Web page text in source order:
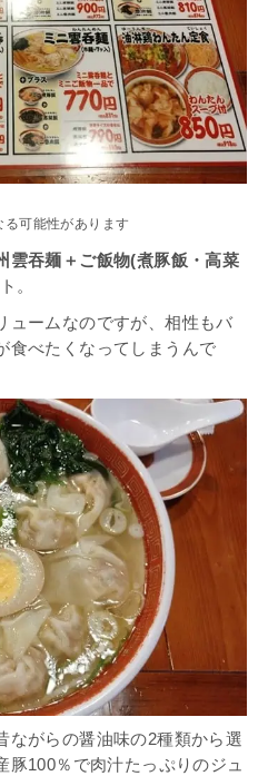
可能性があります
雲吞麺＋ご飯物(煮豚飯・高菜
。
ュームなのですが、相性もバ
食べたくなってしまうんで
ながらの醤油味の2種類から選
豚100％で肉汁たっぷりのジュ